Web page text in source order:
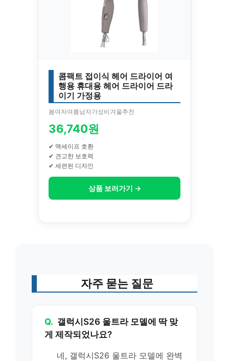
콤팩트 접이식 헤어 드라이어 여
행용 휴대용 헤어 드라이어 드라
이기 가정용
봄여자여름남자가성비겨울추천
36,740원
✔ 맥세이프 호환
✔ 견고한 보호력
✔ 세련된 디자인
상품 보러가기 →
자주 묻는 질문
Q. 갤럭시S26 울트라 모델에 딱 맞
게 제작되었나요?
네, 갤럭시S26 울트라 모델에 완벽